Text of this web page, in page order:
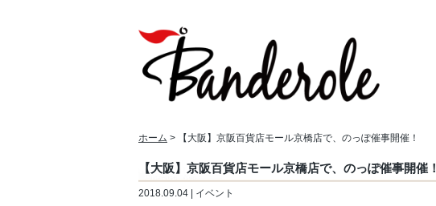
ホーム > 【大阪】京阪百貨店モール京橋店で、のっぽ催事開催！
【大阪】京阪百貨店モール京橋店で、のっぽ催事開催！
2018.09.04 | イベント